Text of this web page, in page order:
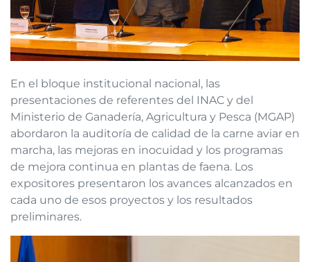
En el bloque institucional nacional, las
presentaciones de referentes del INAC y del
Ministerio de Ganadería, Agricultura y Pesca (MGAP)
abordaron la auditoría de calidad de la carne aviar en
marcha, las mejoras en inocuidad y los programas
de mejora continua en plantas de faena. Los
expositores presentaron los avances alcanzados en
cada uno de esos proyectos y los resultados
preliminares.